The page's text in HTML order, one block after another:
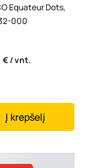
Equateur Dots,
000
€ / vnt.
Į krepšelį